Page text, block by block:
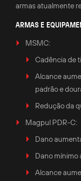
armas atualmente
ARMAS E
MSMC:
Cadência de
Alcance
padrão e
Redução da
Magpul PDR-C:
Dano
Dano mínimo
Alcance